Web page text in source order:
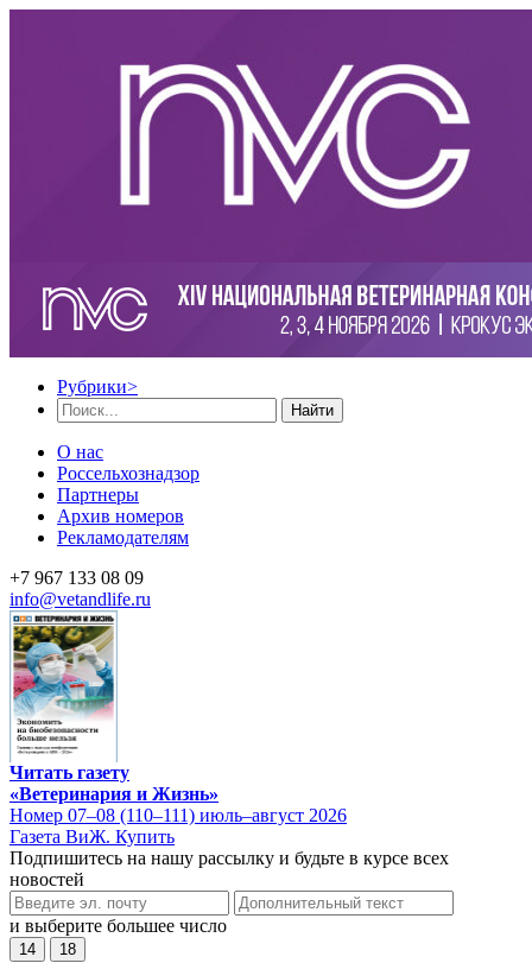
Рубрики>
Найти
О нас
Россельхознадзор
Партнеры
Архив номеров
Рекламодателям
+7 967 133 08 09
info@vetandlife.ru
Читать газету
«Ветеринария и Жизнь»
Номер 07–08 (110–111) июль–август 2026
Газета ВиЖ. Купить
Подпишитесь на нашу рассылку и будьте в курсе всех
новостей
и выберите большее число
14 18